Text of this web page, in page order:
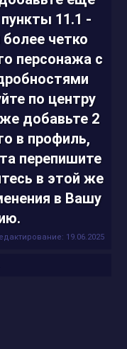
11.1 -
четко
персонажа с
по центру
добавьте 2
в профиль,
перепишите
в этой же
в Вашу
19.06.2025